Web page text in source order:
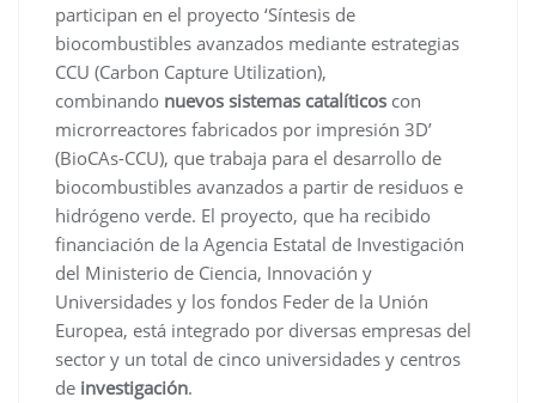
participan en el proyecto ‘Síntesis de
biocombustibles avanzados mediante estrategias
CCU (Carbon Capture Utilization),
combinando nuevos sistemas catalíticos con
microrreactores fabricados por impresión 3D’
(BioCAs-CCU), que trabaja para el desarrollo de
biocombustibles avanzados a partir de residuos e
hidrógeno verde. El proyecto, que ha recibido
financiación de la Agencia Estatal de Investigación
del Ministerio de Ciencia, Innovación y
Universidades y los fondos Feder de la Unión
Europea, está integrado por diversas empresas del
sector y un total de cinco universidades y centros
de investigación.